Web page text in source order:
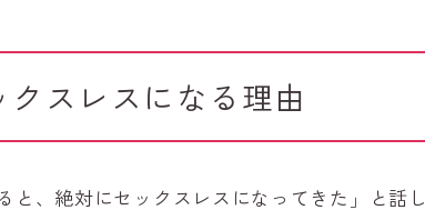
スレスになる理由
と、絶対にセックスレスになってきた」と話し